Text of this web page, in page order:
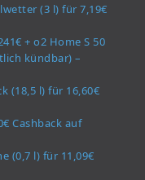
(3 l) für 7,19€
+ o2 Home S 50
kündbar) –
(18,5 l) für 16,60€
Cashback auf
(0,7 l) für 11,09€